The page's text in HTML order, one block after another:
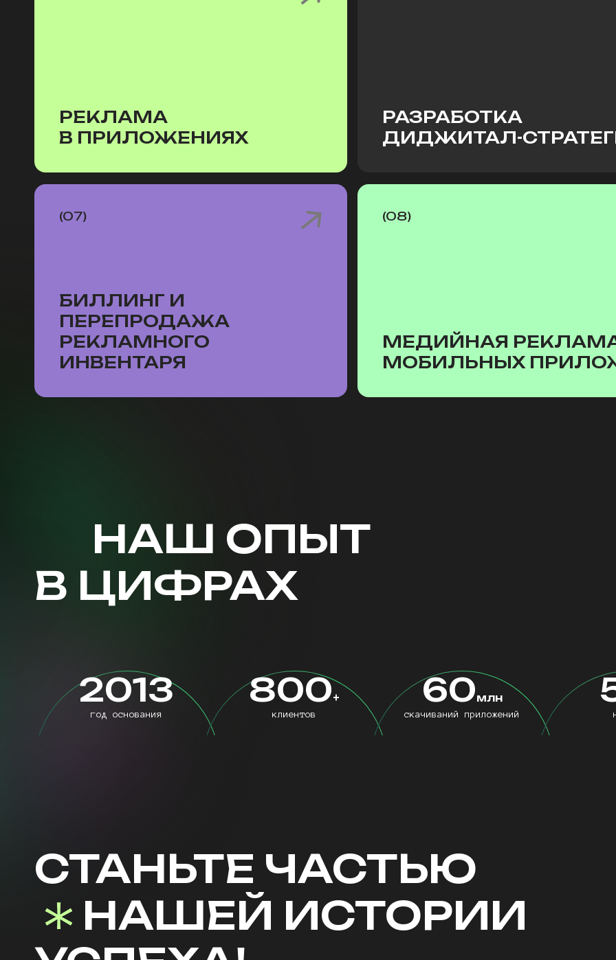
РЕКЛАМА
В ПРИЛОЖЕНИЯХ
РАЗРАБОТКА
ДИДЖИТАЛ-
(07)
БИЛЛИНГ И
ПЕРЕПРОДАЖА
РЕКЛАМНОГО
ИНВЕНТАРЯ
(08)
МЕДИЙНАЯ
МОБИЛЬНЫХ
НАШ ОПЫТ
В ЦИФРАХ
2013
год основания
800+
клиентов
60млн
скачиваний приложений
СТАНЬТЕ ЧАСТЬЮ
НАШЕЙ ИСТОРИИ